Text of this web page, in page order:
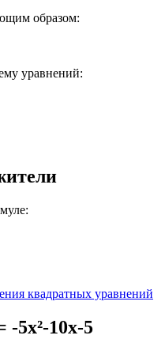
образом:
уравнений:
квадратных уравнений
5x²-10x-5